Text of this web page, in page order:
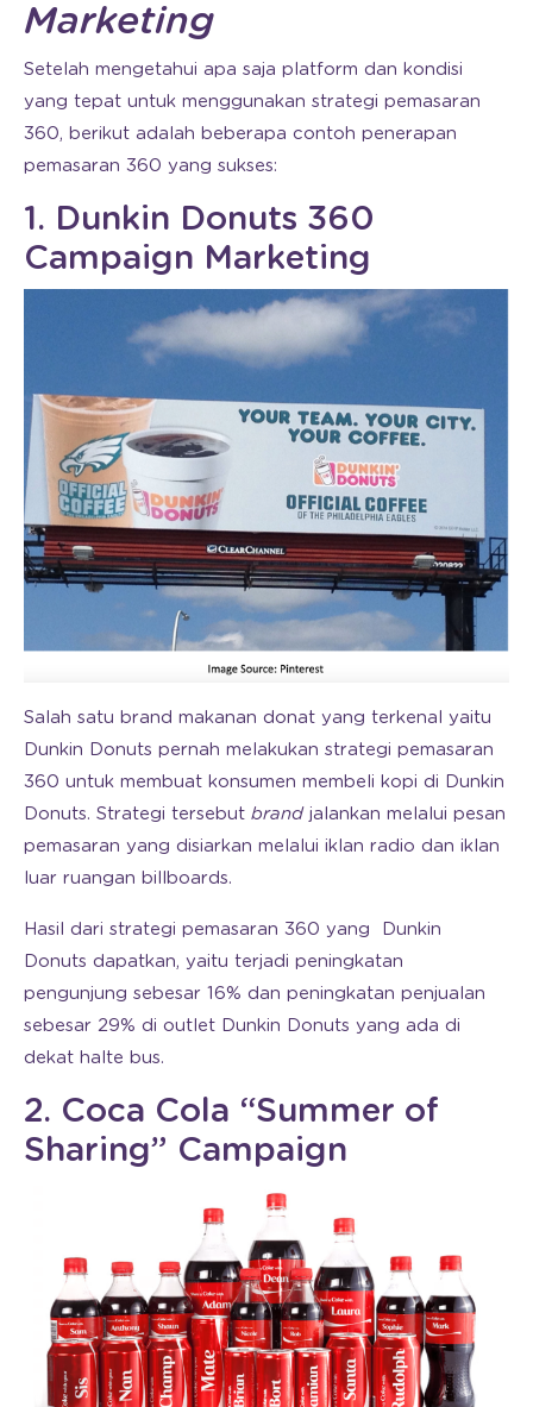
Marketing
Setelah mengetahui apa saja platform dan kondisi
yang tepat untuk menggunakan strategi pemasaran
360, berikut adalah beberapa contoh penerapan
pemasaran 360 yang sukses:
1. Dunkin Donuts 360
Campaign Marketing
Salah satu brand makanan donat yang terkenal yaitu
Dunkin Donuts pernah melakukan strategi pemasaran
360 untuk membuat konsumen membeli kopi di Dunkin
Donuts. Strategi tersebut brand jalankan melalui pesan
pemasaran yang disiarkan melalui iklan radio dan iklan
luar ruangan billboards.
Hasil dari strategi pemasaran 360 yang Dunkin
Donuts dapatkan, yaitu terjadi peningkatan
pengunjung sebesar 16% dan peningkatan penjualan
sebesar 29% di outlet Dunkin Donuts yang ada di
dekat halte bus.
2. Coca Cola “Summer of
Sharing” Campaign